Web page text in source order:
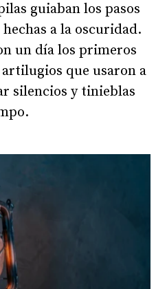
guiaban los pasos
a la oscuridad.
un día los primeros
que usaron a
silencios y tinieblas